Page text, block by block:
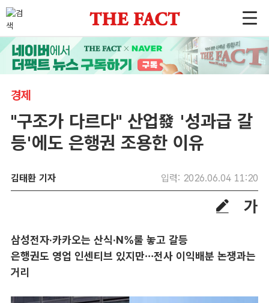
경제
"구조가 다르다" 산업發 '성과급 갈
등'에도 은행권 조용한 이유
김태환 기자 입력: 2026.06.04 11:20
삼성전자·카카오는 산식·N%룰 놓고 갈등
은행권도 영업 인센티브 있지만…전사 이익배분 논쟁과는
거리